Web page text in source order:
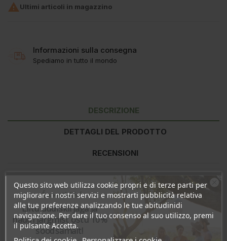
 Ultimi articoli in magazzino
Informazioni sulla consegna
Spediamo in tutto il mondo
DESCRIZIONE
DETTAGLI DEL PRODOTTO
RECENSIONI
Ingredienti: Mica, Zea Mays Starch*, Octyldodecanol, Zinc
Stearate, Silica, Octyldodecyl Stearoyl Stearate, Glyceryl
Caprylate, Pentylene Glycol, Tocopherol, Magnolia Officinalis Bark
Extract, CI 77891 (Titanium Dioxide), CI 77499 (Iron Oxides), CI
77007 (Ultramarines).
Questo sito web utilizza cookie propri e di terze parti per
migliorare i nostri servizi e mostrarti pubblicità relativa
alle tue preferenze analizzando le tue abitudinidi
navigazione. Per dare il tuo consenso al suo utilizzo, premi
il pulsante Accetta.
Ära veel lahku!
Liitu uudiskirjaga ja
naudi järgmist ostu 10%
soodsamalt!